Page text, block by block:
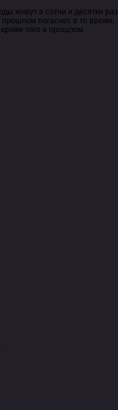
живут в сотни и десятки раз
погаснет, в то время,
того в прошлом.